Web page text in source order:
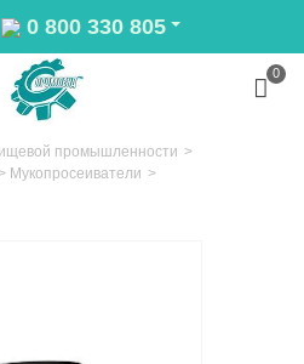
0 800 330 805
0
промышленности >
Мукопросеиватели >